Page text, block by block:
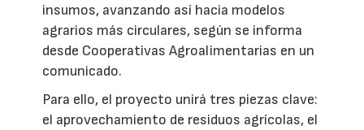
insumos, avanzando así hacia modelos
agrarios más circulares, según se informa
desde Cooperativas Agroalimentarias en un
comunicado.
Para ello, el proyecto unirá tres piezas clave:
el aprovechamiento de residuos agrícolas, el